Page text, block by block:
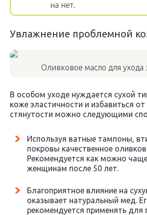
на нет.
Увлажнение проблемной
Оливковое масло для ухода
В особом уходе нуждается сухой
коже эластичности и избавиться
стянутости можно следующими
Используя ватные тампоны,
покровы качественное
Рекомендуется как можно
женщинам после 50 лет.
Благоприятное влияние на
оказывает натуральный мед.
рекомендуется применять для